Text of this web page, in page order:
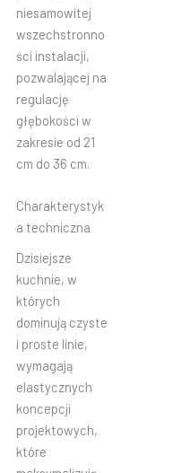
niesamowitej
wszechstronno
ści instalacji,
pozwalającej na
regulację
głębokości w
zakresie od 21
cm do 36 cm.
Charakterystyk
a techniczna
Dzisiejsze
kuchnie, w
których
dominują czyste
i proste linie,
wymagają
elastycznych
koncepcji
projektowych,
które